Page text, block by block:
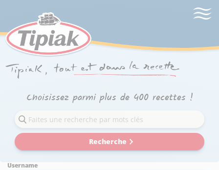
Choisissez parmi plus de 400 recettes !
Recherche
Username